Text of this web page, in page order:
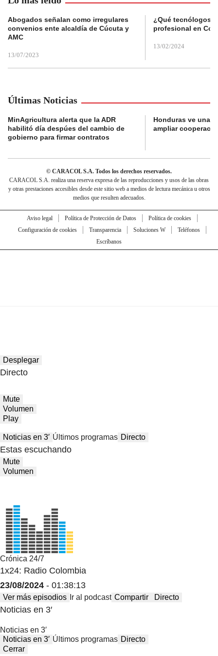
Abogados señalan como irregulares
convenios ente alcaldía de Cúcuta y
AMC
13/07/2023
¿Qué tecnólogos
profesional en
13/02/2024
Últimas Noticias
MinAgricultura alerta que la ADR
habilitó día despúes del cambio de
gobierno para firmar contratos
Honduras ve una
ampliar
© CARACOL S.A. Todos los derechos reservados.
CARACOL S.A. realiza una reserva expresa de las reproducciones y usos de las obras
y otras prestaciones accesibles desde este sitio web a medios de lectura mecánica u otros
medios que resulten adecuados.
Aviso legal Política de Protección de Datos
Política de cookies
Configuración de cookies
Transparencia Soluciones W
Teléfonos
Escríbanos
Desplegar
Directo
Mute
Volumen
Play
Noticias en 3′ Últimos programas Directo
Estas escuchando
Mute
Volumen
Crónica 24/7
1x24: Radio Colombia
23/08/2024 - 01:38:13
Ver más episodios Ir al podcast Compartir Directo
Noticias en 3′
Noticias en 3′
Noticias en 3′ Últimos programas Directo
Cerrar